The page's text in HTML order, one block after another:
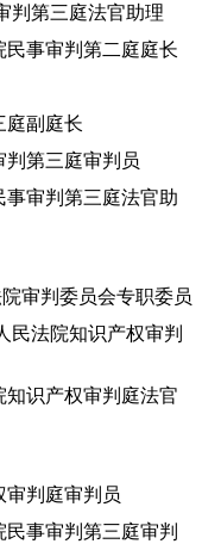
第三庭法官助理
事审判第二庭庭长
副庭长
第三庭审判员
审判第三庭法官助
判委员会专职委员
法院知识产权审判
识产权审判庭法官
判庭审判员
事审判第三庭审判